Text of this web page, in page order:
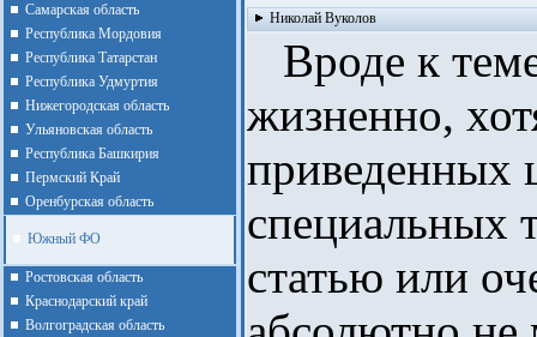
Cамарская область
Республика Мордовия
Республика Татарстан
Республика Удмуртия
Нижегородская область
Ульяновская область
Республика Башкирия
Пермский Край
Оренбурская область
Южный ФО
Ростовская область
Краснодарский край
Волгоградская область
Николай Вуколов
Вроде к
жизненно,
приведенных
специальных
статью или